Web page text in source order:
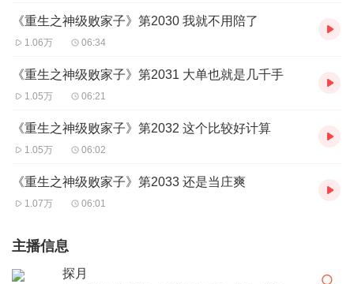
《重生之神级败家子》第2030 我就不用陪了
1.06万 06:34
《重生之神级败家子》第2031 大单也就是几千手
1.05万 06:21
《重生之神级败家子》第2032 这个比较好计算
1.05万 06:02
《重生之神级败家子》第2033 还是当庄爽
1.07万 06:01
主播信息
探月